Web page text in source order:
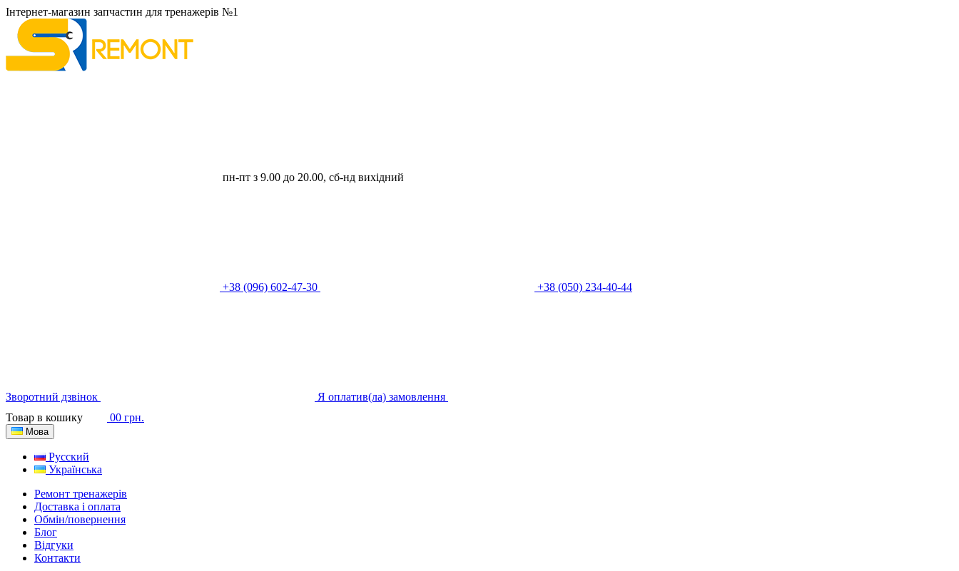
Інтернет-магазин запчастин для тренажерів №1
пн-пт з 9.00 до 20.00, сб-нд вихідний
+38 (096) 602-47-30 +38 (050) 234-40-44
Зворотний дзвінок
Я оплатив(ла) замовлення
Товар в кошику
00 грн.
Мова
Русский
Українська
Ремонт тренажерів
Доставка і оплата
Обмін/повернення
Блог
Відгуки
Контакти